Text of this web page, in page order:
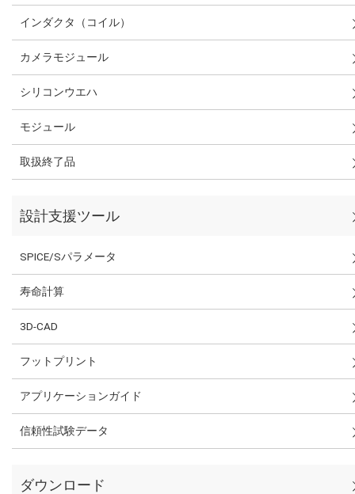
インダクタ（コイル）
カメラモジュール
シリコンウエハ
モジュール
取扱終了品
設計支援ツール
SPICE/Sパラメータ
寿命計算
3D-CAD
フットプリント
アプリケーションガイド
信頼性試験データ
ダウンロード